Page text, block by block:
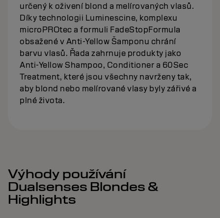
určený k oživení blond a melírovaných vlasů.
Díky technologii Luminescine, komplexu
microPROtec a formuli FadeStopFormula
obsažené v Anti-Yellow Šamponu chrání
barvu vlasů. Řada zahrnuje produkty jako
Anti-Yellow Shampoo, Conditioner a 60Sec
Treatment, které jsou všechny navrženy tak,
aby blond nebo melírované vlasy byly zářivé a
plné života.
Výhody používání
Dualsenses Blondes &
Highlights